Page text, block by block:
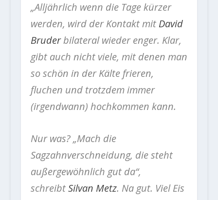
„Alljährlich wenn die Tage kürzer
werden, wird der Kontakt mit David
Bruderbilateral wieder enger. Klar,
gibt auch nicht viele, mit denen man
so schön in der Kälte frieren,
fluchen und trotzdem immer
(irgendwann) hochkommen kann.
Nur was? „Mach die
Sagzahnverschneidung, die steht
außergewöhnlich gut da“,
schreibtSilvan Metz. Na gut. Viel Eis